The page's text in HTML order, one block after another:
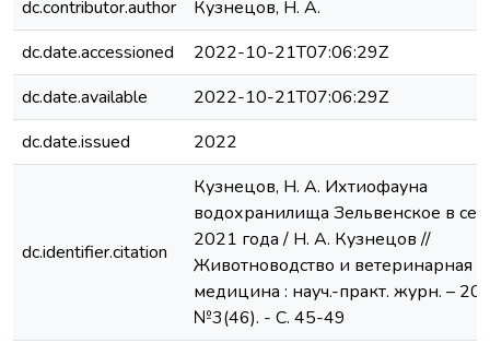
dc.contributor.author
Кузнецов, Н. А.
dc.date.accessioned
2022-10-21T07:06:29Z
dc.date.available
2022-10-21T07:06:29Z
dc.date.issued
2022
dc.identifier.citation
Кузнецов, Н. А. Ихтиофауна
водохранилища Зельвенское в
2021 года / Н. А. Кузнецов //
Животноводство и ветеринарная
медицина : науч.-практ. журн. –
№3(46). - С. 45-49